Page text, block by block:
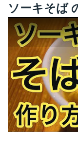
ソーキそば